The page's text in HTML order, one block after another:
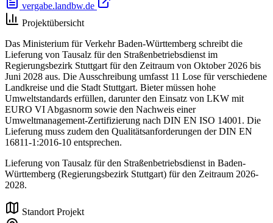
vergabe.landbw.de
Projektübersicht
Das Ministerium für Verkehr Baden-Württemberg schreibt die
Lieferung von Tausalz für den Straßenbetriebsdienst im
Regierungsbezirk Stuttgart für den Zeitraum von Oktober 2026 bis
Juni 2028 aus. Die Ausschreibung umfasst 11 Lose für verschiedene
Landkreise und die Stadt Stuttgart. Bieter müssen hohe
Umweltstandards erfüllen, darunter den Einsatz von LKW mit
EURO VI Abgasnorm sowie den Nachweis einer
Umweltmanagement-Zertifizierung nach DIN EN ISO 14001. Die
Lieferung muss zudem den Qualitätsanforderungen der DIN EN
16811-1:2016-10 entsprechen.
Lieferung von Tausalz für den Straßenbetriebsdienst in Baden-
Württemberg (Regierungsbezirk Stuttgart) für den Zeitraum 2026-
2028.
Standort Projekt